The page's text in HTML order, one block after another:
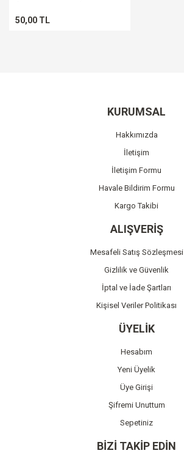
50,00 TL
KURUMSAL
Hakkımızda
İletişim
İletişim Formu
Havale Bildirim Formu
Kargo Takibi
ALIŞVERİŞ
Mesafeli Satış Sözleşmesi
Gizlilik ve Güvenlik
İptal ve İade Şartları
Kişisel Veriler Politikası
ÜYELİK
Hesabım
Yeni Üyelik
Üye Girişi
Şifremi Unuttum
Sepetiniz
BİZİ TAKİP EDİN